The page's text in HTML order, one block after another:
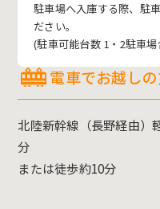
駐車場へ入庫する際、駐
ださい。
(駐車可能台数 1・2駐車
電車でお越し
北陸新幹線（長野経由）
分
または徒歩約10分